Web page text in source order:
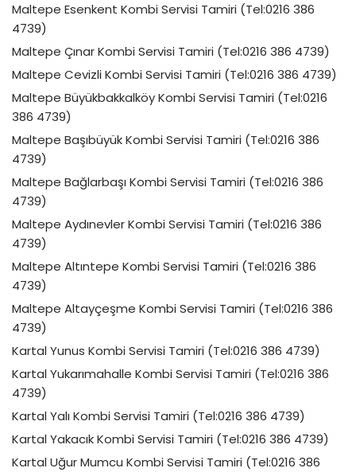
Maltepe Esenkent Kombi Servisi Tamiri (Tel:0216 386
4739)
Maltepe Çınar Kombi Servisi Tamiri (Tel:0216 386 4739)
Maltepe Cevizli Kombi Servisi Tamiri (Tel:0216 386 4739)
Maltepe Büyükbakkalköy Kombi Servisi Tamiri (Tel:0216
386 4739)
Maltepe Başıbüyük Kombi Servisi Tamiri (Tel:0216 386
4739)
Maltepe Bağlarbaşı Kombi Servisi Tamiri (Tel:0216 386
4739)
Maltepe Aydınevler Kombi Servisi Tamiri (Tel:0216 386
4739)
Maltepe Altıntepe Kombi Servisi Tamiri (Tel:0216 386
4739)
Maltepe Altayçeşme Kombi Servisi Tamiri (Tel:0216 386
4739)
Kartal Yunus Kombi Servisi Tamiri (Tel:0216 386 4739)
Kartal Yukarımahalle Kombi Servisi Tamiri (Tel:0216 386
4739)
Kartal Yalı Kombi Servisi Tamiri (Tel:0216 386 4739)
Kartal Yakacık Kombi Servisi Tamiri (Tel:0216 386 4739)
Kartal Uğur Mumcu Kombi Servisi Tamiri (Tel:0216 386